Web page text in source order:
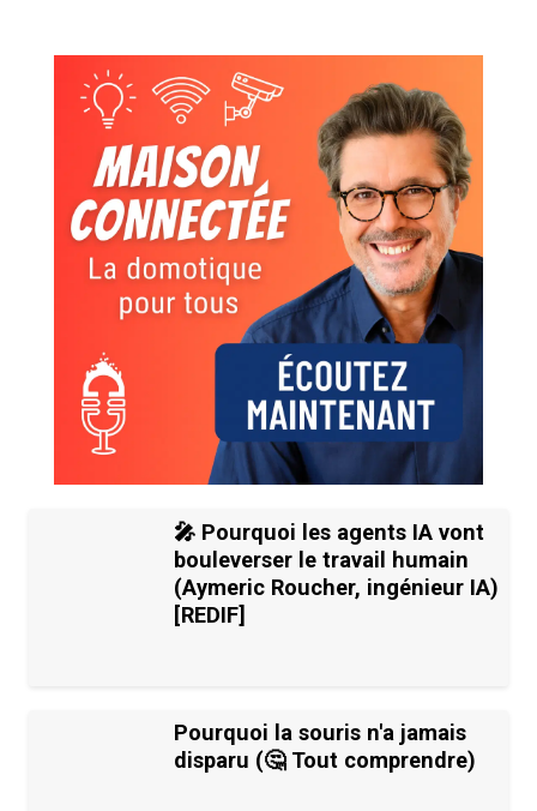
🎤 Pourquoi les agents IA vont
bouleverser le travail humain
(Aymeric Roucher, ingénieur IA)
[REDIF]
Pourquoi la souris n'a jamais
disparu (🤔 Tout comprendre)